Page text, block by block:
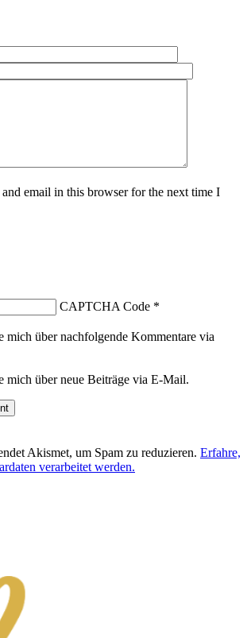
and email in this browser for the next time I
CAPTCHA Code *
mich über nachfolgende Kommentare via
mich über neue Beiträge via E-Mail.
Akismet, um Spam zu reduzieren. Erfahre,
verarbeitet werden.